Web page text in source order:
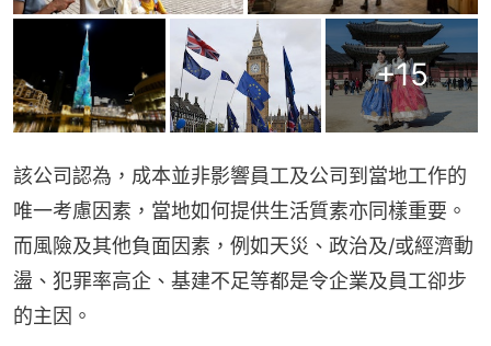
+15
該公司認為，成本並非影響員工及公司到當地工作的
唯一考慮因素，當地如何提供生活質素亦同樣重要。
而風險及其他負面因素，例如天災、政治及/或經濟動
盪、犯罪率高企、基建不足等都是令企業及員工卻步
的主因。